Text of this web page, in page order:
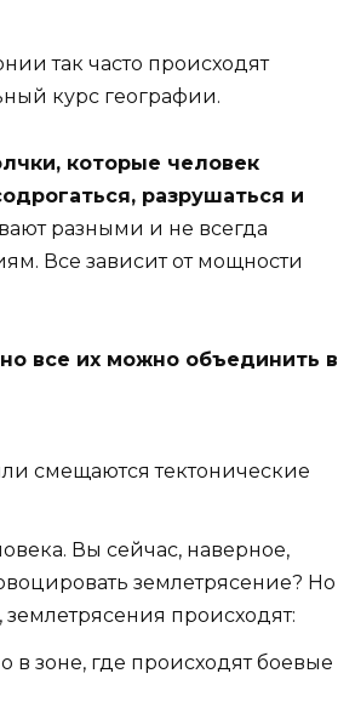
так часто происходят
курс географии.
которые человек
разрушаться и
разными и не всегда
Все зависит от мощности
все их можно объединить в
смещаются тектонические
Вы сейчас, наверное,
землетрясение? Но
землетрясения происходят:
в зоне, где происходят боевые